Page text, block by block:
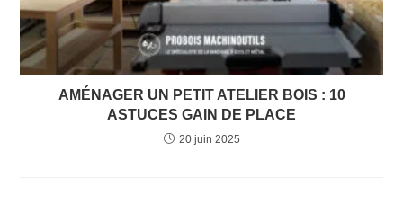
AMÉNAGER UN PETIT ATELIER BOIS : 10
ASTUCES GAIN DE PLACE​
20 juin 2025